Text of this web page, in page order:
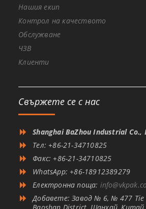
Нашия екип
Контрол на качеството
Обслужване
ЧЗВ
Клиенти
Свържете се с нас
Shanghai BaZhou Industrial Co.,
Тел: +86-21-34710825
Факс: +86-21-34710825
WhatsApp: +86-18912389279
Електронна поща:
Добавете: Завод № 6, № 477 Tie